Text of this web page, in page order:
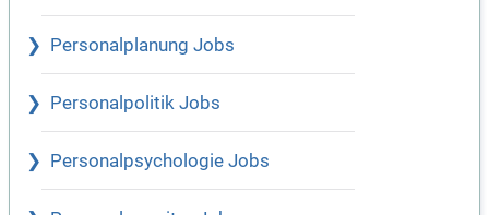
Personalplanung Jobs
Personalpolitik Jobs
Personalpsychologie Jobs